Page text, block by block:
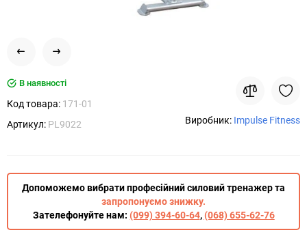
В наявності
Код товара: 171-01
Артикул: PL9022 Виробник: Impulse Fitness
Допоможемо вибрати професійний силовий тренажер та
запропонуємо знижку.
Зателефонуйте нам: (099) 394-60-64,(068) 655-62-76